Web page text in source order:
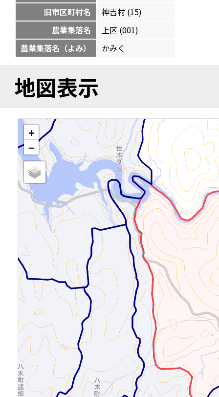
旧市区町村名
神吉村 (15)
農業集落名
上区 (001)
農業集落名（よみ）
かみく
地図表示
+
−